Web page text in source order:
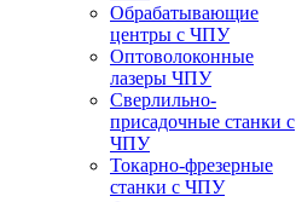
Обрабатывающие
центры с ЧПУ
Оптоволоконные
лазеры ЧПУ
Сверлильно-
присадочные станки с
ЧПУ
Токарно-фрезерные
станки с ЧПУ